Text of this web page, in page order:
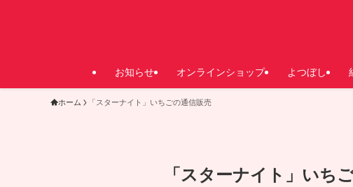
お知らせ オンラインショップ よつぼし
ホーム 「スターナイト」いちごの通信販売
「スターナイト」いち